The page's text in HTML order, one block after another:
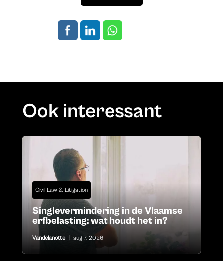
Ook interessant
Civil Law & Litigation
Singlevermindering in de Vlaamse
erfbelasting: wat houdt het in?
Vandelanotte aug 7, 2026